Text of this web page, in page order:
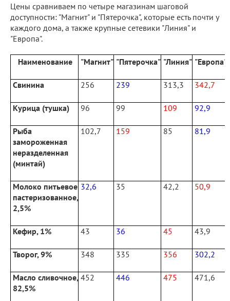
Цены сравниваем по четыре магазинам шаговой
доступности: "Магнит" и "Пятерочка", которые есть почти у
каждого дома, а также крупные сетевики "Линия" и
"Европа".
Наименование "Магнит" "Пятерочка" "Линия" "Европа"
Свинина 256 239 313,3 342,7
Курица (тушка) 96 99 109 92,9
Рыба
замороженная
неразделенная
(минтай)
102,7 159 85 81,9
Молоко питьевое
пастеризованное,
2,5%
32,6 35 42,2 50,9
Кефир, 1% 43 36 45 43,9
Творог, 9% 348 335 356 302,2
Масло сливочное,
82,5%
452 446 475 471,6